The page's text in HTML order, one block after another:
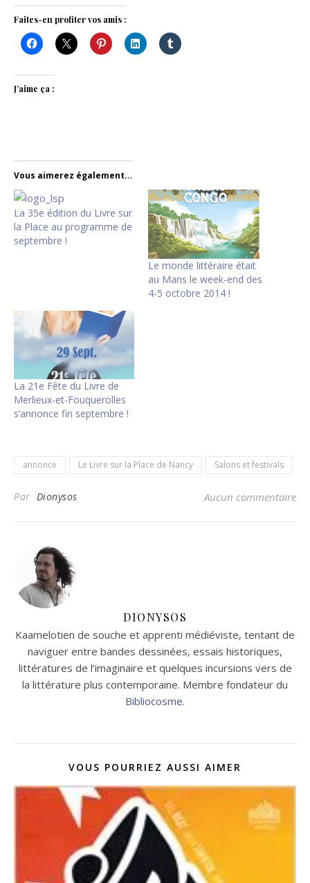
Faites-en profiter vos amis :
J’aime ça :
Vous aimerez également...
La 35e édition du Livre sur
la Place au programme de
septembre !
Le monde littéraire était
au Mans le week-end des
4-5 octobre 2014 !
La 21e Fête du Livre de
Merlieux-et-Fouquerolles
s’annonce fin septembre !
annonce Le Livre sur la Place de Nancy Salons et festivals
Par Dionysos Aucun commentaire
DIONYSOS
Kaamelotien de souche et apprenti médiéviste, tentant de
naviguer entre bandes dessinées, essais historiques,
littératures de l’imaginaire et quelques incursions vers de
la littérature plus contemporaine. Membre fondateur du
Bibliocosme.
VOUS POURRIEZ AUSSI AIMER